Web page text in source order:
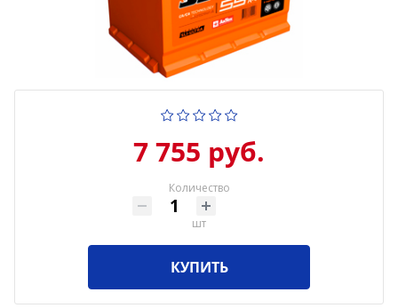
7 755 руб.
Количество
шт
КУПИТЬ